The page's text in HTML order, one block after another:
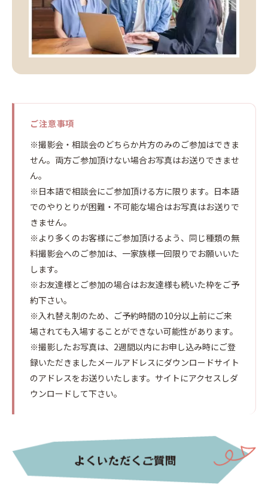
ご注意事項
※撮影会・相談会のどちらか片方のみのご参加はできま
せん。両方ご参加頂けない場合お写真はお送りできませ
ん。
※日本語で相談会にご参加頂ける方に限ります。日本語
でのやりとりが困難・不可能な場合はお写真はお送りで
きません。
※より多くのお客様にご参加頂けるよう、同じ種類の無
料撮影会へのご参加は、一家族様一回限りでお願いいた
します。
※お友達様とご参加の場合はお友達様も続いた枠をご予
約下さい。
※入れ替え制のため、ご予約時間の10分以上前にご来
場されても入場することができない可能性があります。
※撮影したお写真は、2週間以内にお申し込み時にご登
録いただきましたメールアドレスにダウンロードサイト
のアドレスをお送りいたします。サイトにアクセスしダ
ウンロードして下さい。